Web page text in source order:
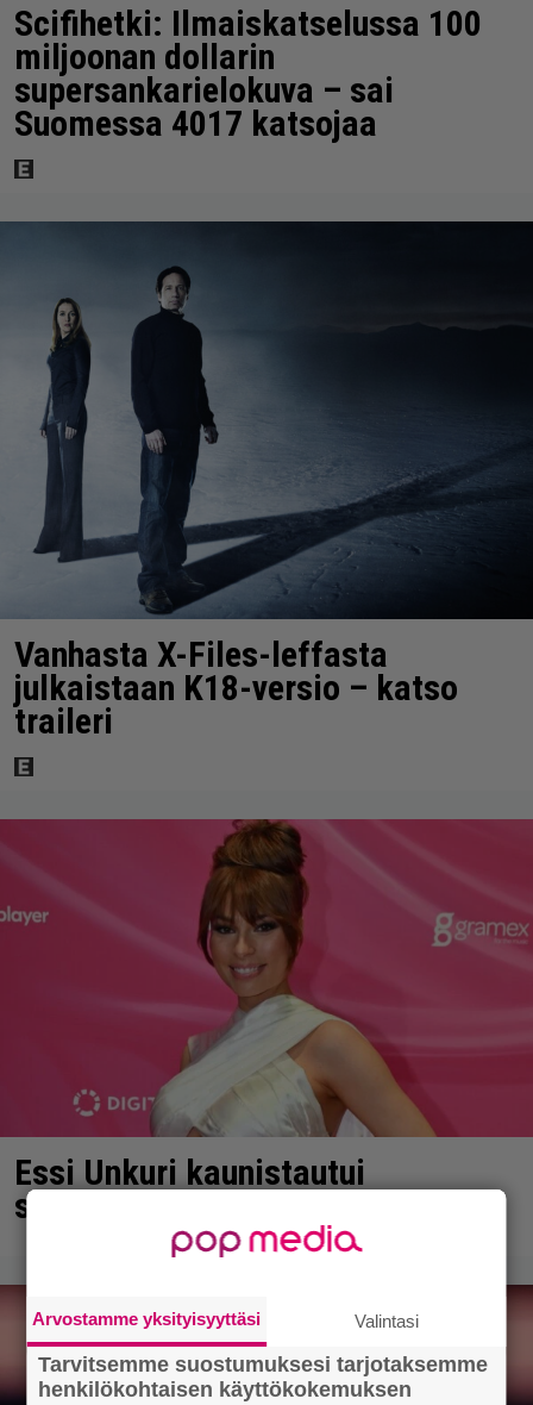
Scifihetki: Ilmaiskatselussa 100
miljoonan dollarin
supersankarielokuva – sai
Suomessa 4017 katsojaa
Vanhasta X-Files-leffasta
julkaistaan K18-versio – katso
traileri
Essi Unkuri kaunistautui
synnytystä varten – katso kuvat
Arvostamme yksityisyyttäsi Valintasi
Tarvitsemme suostumuksesi tarjotaksemme
henkilökohtaisen käyttökokemuksen